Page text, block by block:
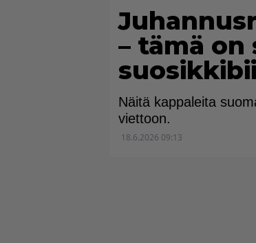
– tämä
Näitä kappaleita
viettoon.
18.6.2026 09:13